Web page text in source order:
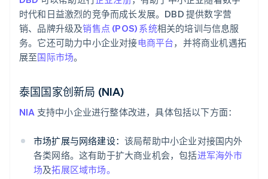
时代和日益激烈的竞争而成长发展。DBD 提供数字营
销、品牌升级及销售点 (POS) 系统相关的培训与信息服
务。它还可助力中小企业对接电商平台，并将商业机遇拓
展至国际市场。
泰国国家创新局 (NIA)
NIA 支持中小企业进行整体改进，具体包括以下方面：
市场扩展与网络建设： 该局帮助中小企业对接国内外
各类网络。这有助于扩大商业机会，包括进军海外市
场及拓展区域市场。